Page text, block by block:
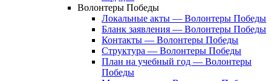
Волонтеры Победы
Локальные акты — Волонтеры Победы
Бланк заявления — Волонтеры Победы
Контакты — Волонтеры Победы
Структура — Волонтеры Победы
План на учебный год — Волонтеры
Победы